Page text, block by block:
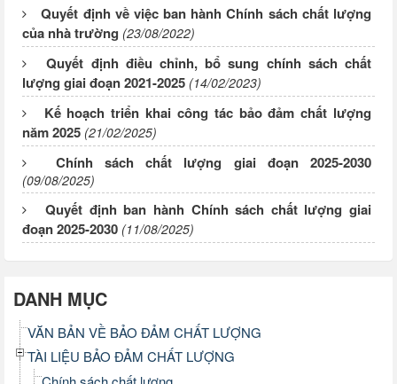
Quyết định về việc ban hành Chính sách chất lượng
của nhà trường (23/08/2022)
Quyết định điều chỉnh, bổ sung chính sách chất
lượng giai đoạn 2021-2025 (14/02/2023)
Kế hoạch triển khai công tác bảo đảm chất lượng
năm 2025 (21/02/2025)
Chính sách chất lượng giai đoạn 2025-2030
(09/08/2025)
Quyết định ban hành Chính sách chất lượng giai
đoạn 2025-2030 (11/08/2025)
DANH MỤC
VĂN BẢN VỀ BẢO ĐẢM CHẤT LƯỢNG
TÀI LIỆU BẢO ĐẢM CHẤT LƯỢNG